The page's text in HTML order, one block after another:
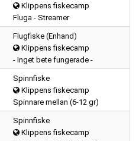
Klippens fiskecamp
Fluga - Streamer
Flugfiske (Enhand)
Klippens fiskecamp
- Inget bete fungerade -
Spinnfiske
Klippens fiskecamp
Spinnare mellan (6-12 gr)
Spinnfiske
Klippens fiskecamp